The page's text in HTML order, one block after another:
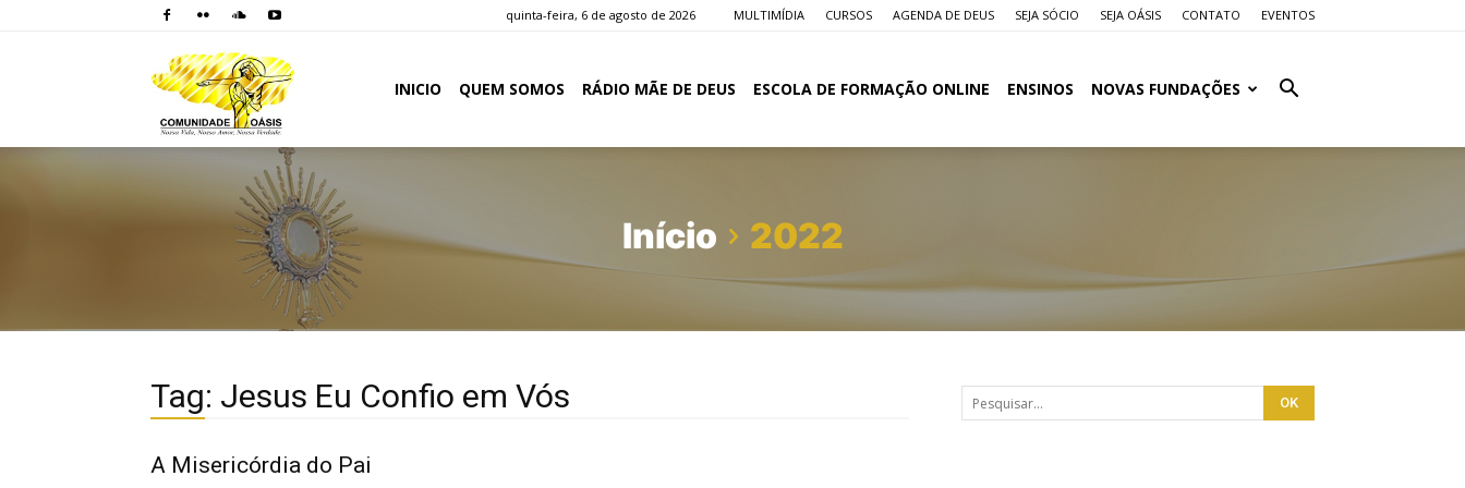
quinta-feira, 6 de agosto de 2026 MULTIMÍDIA CURSOS AGENDA DE DEUS SEJA SÓCIO SEJA OÁSIS CONTATO EVENTOS
Oásis
INICIO QUEM SOMOS RÁDIO MÃE DE DEUS ESCOLA DE FORMAÇÃO ONLINE ENSINOS NOVAS FUNDAÇÕES
Início 2022
Tag: Jesus Eu Confio em Vós
A Misericórdia do Pai